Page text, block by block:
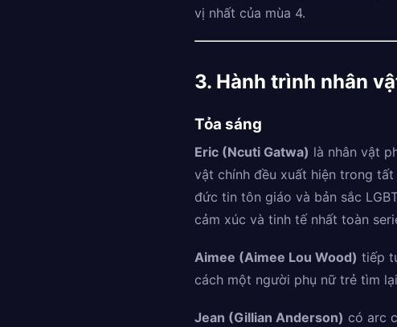
vị nhất của mùa 4.
3. Hành trình nhân
Tỏa sáng
Eric (Ncuti Gatwa) là nhân vật
vật chính đều xuất hiện trong
đức tin tôn giáo và bản sắc
cảm xúc và tinh tế nhất toàn
Aimee (Aimee Lou Wood) tiếp
cách một người phụ nữ trẻ tìm
Jean (Gillian Anderson) có arc